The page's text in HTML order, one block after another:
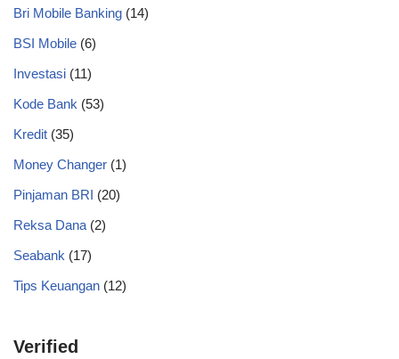
Bri Mobile Banking (14)
BSI Mobile (6)
Investasi (11)
Kode Bank (53)
Kredit (35)
Money Changer (1)
Pinjaman BRI (20)
Reksa Dana (2)
Seabank (17)
Tips Keuangan (12)
Verified